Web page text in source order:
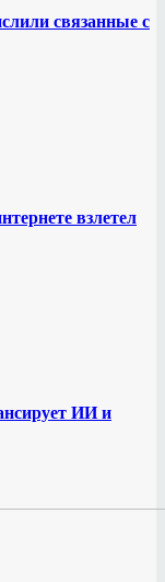
связанные с
взлетел
ИИ и